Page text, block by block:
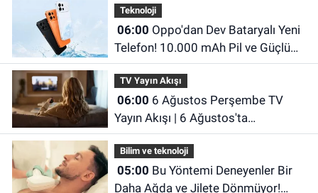
Teknoloji
06:00
Telefon! 10.000 mAh Pil ve Güçlü
Donanımıyla Dikkat Çekiyor
TV Yayın Akışı
06:00
Yayın Akışı | 6 Ağustos'ta
Televizyonda Neler Var? TRT 1, TV8,
NOW TV, Show TV, ATV, Star TV...
Bilim ve teknoloji
05:00
Daha Ağda ve Jilete Dönmüyor!